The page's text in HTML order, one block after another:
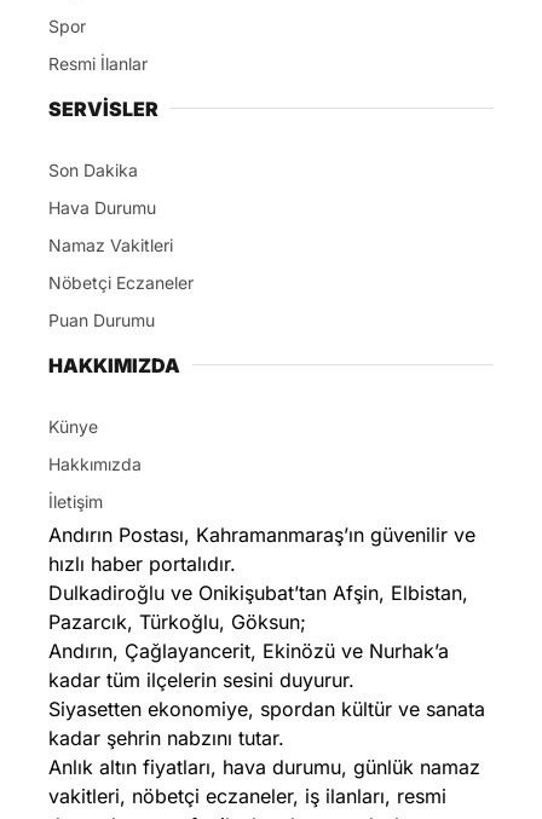
Spor
Resmi İlanlar
SERVİSLER
Son Dakika
Hava Durumu
Namaz Vakitleri
Nöbetçi Eczaneler
Puan Durumu
HAKKIMIZDA
Künye
Hakkımızda
İletişim
Andırın Postası, Kahramanmaraş’ın güvenilir ve
hızlı haber portalıdır.
Dulkadiroğlu ve Onikişubat’tan Afşin, Elbistan,
Pazarcık, Türkoğlu, Göksun;
Andırın, Çağlayancerit, Ekinözü ve Nurhak’a
kadar tüm ilçelerin sesini duyurur.
Siyasetten ekonomiye, spordan kültür ve sanata
kadar şehrin nabzını tutar.
Anlık altın fiyatları, hava durumu, günlük namaz
vakitleri, nöbetçi eczaneler, iş ilanları, resmi